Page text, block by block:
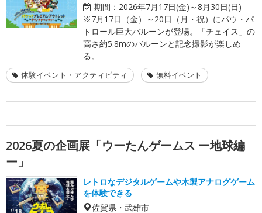
期間： 2026年7月17日(金)～8月30日(日)
※7月17日（金）～20日（月・祝）にパウ・パ
トロール巨大バルーンが登場。「チェイス」の
高さ約5.8mのバルーンと記念撮影が楽しめ
る。
体験イベント・アクティビティ 無料イベント
2026夏の企画展「ウーたんゲームス ー地球編
ー」
レトロなデジタルゲームや木製アナログゲーム
を体験できる
佐賀県・武雄市